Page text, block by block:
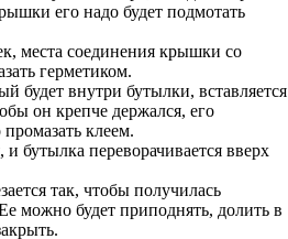
его надо будет подмотать
места соединения крышки со
герметиком.
будет внутри бутылки, вставляется
он крепче держался, его
клеем.
бутылка переворачивается вверх
так, чтобы получилась
можно будет приподнять, долить в